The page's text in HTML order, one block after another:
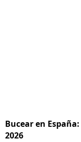
Bucear en
2026